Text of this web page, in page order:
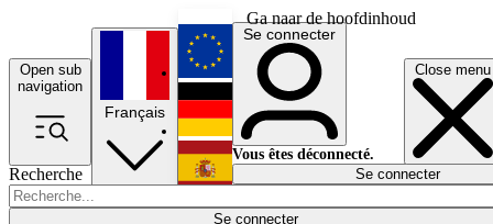
Ga naar de hoofdinhoud
Open sub
navigation
Close menu
Recherche
Se connecter
Français
English
Deutsch
Español
Se connecter
Vous êtes déconnecté.
Se connecter